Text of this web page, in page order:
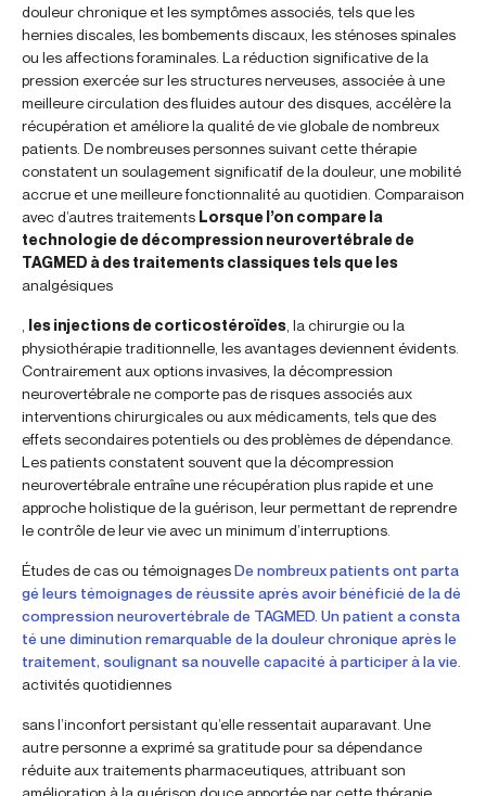
douleur chronique et les symptômes associés, tels que les
hernies discales, les bombements discaux, les sténoses spinales
ou les affections foraminales. La réduction significative de la
pression exercée sur les structures nerveuses, associée à une
meilleure circulation des fluides autour des disques, accélère la
récupération et améliore la qualité de vie globale de nombreux
patients. De nombreuses personnes suivant cette thérapie
constatent un soulagement significatif de la douleur, une mobilité
accrue et une meilleure fonctionnalité au quotidien. Comparaison
avec d’autres traitements Lorsque l’on compare la
technologie de décompression neurovertébrale de
TAGMED à des traitements classiques tels que les
analgésiques
les injections de corticostéroïdes , la chirurgie ou la
physiothérapie traditionnelle, les avantages deviennent évidents.
Contrairement aux options invasives, la décompression
neurovertébrale ne comporte pas de risques associés aux
interventions chirurgicales ou aux médicaments, tels que des
effets secondaires potentiels ou des problèmes de dépendance.
Les patients constatent souvent que la décompression
neurovertébrale entraîne une récupération plus rapide et une
approche holistique de la guérison, leur permettant de reprendre
le contrôle de leur vie avec un minimum d’interruptions.
Études de cas ou témoignagesDe nombreux patients ont parta
gé leurs témoignages de réussite après avoir bénéficié de la dé
compression neurovertébrale de TAGMED. Un patient a consta
té une diminution remarquable de la douleur chronique après le
traitement, soulignant sa nouvelle capacité à participer à la vie.
activités quotidiennes
sans l’inconfort persistant qu’elle ressentait auparavant. Une
autre personne a exprimé sa gratitude pour sa dépendance
réduite aux traitements pharmaceutiques, attribuant son
amélioration à la guérison douce apportée par cette thérapie